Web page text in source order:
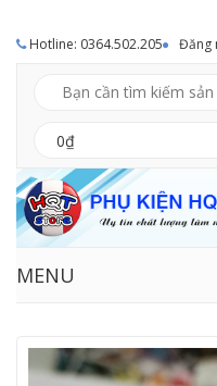
Hotline: 0364.502.205 Đăng
0₫
MENU